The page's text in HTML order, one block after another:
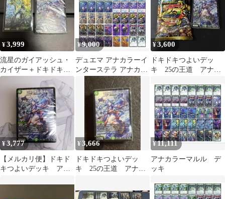
¥3,999
流星のガイアッシュ・
カイザー＋ドキドキつ
よいデッキ25の王道
水闇自然マルル
¥9,000
デュエマ アナカラーイ
ンターステラ アナカラ
ーマルル デッキ
¥3,600
ドキドキつよいデッ
キ 25の王道 アナカ
ンマルル
¥3,777
【メルカリ便】ドキド
キつよいデッキ アナ
¥3,666
ドキドキつよいデッ
キ 25の王道 アナカ
¥11,111
アナカラーマルル デ
ッキ